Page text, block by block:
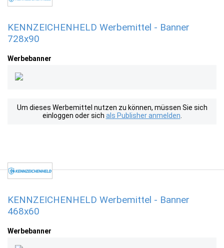
KENNZEICHENHELD Werbemittel - Banner
728x90
Werbebanner
Um dieses Werbemittel nutzen zu können, müssen Sie sich
einloggen oder sich als Publisher anmelden
KENNZEICHENHELD Werbemittel - Banner
468x60
Werbebanner